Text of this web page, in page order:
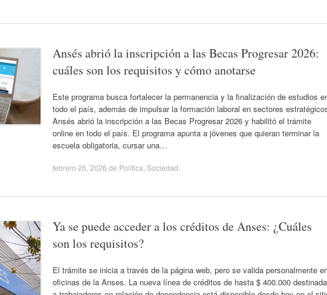
Ansés abrió la inscripción a las Becas Progresar 2026:
cuáles son los requisitos y cómo anotarse
Este programa busca fortalecer la permanencia y la finalización de estudios
todo el país, además de impulsar la formación laboral en sectores
Ansés abrió la inscripción a las Becas Progresar 2026 y habilitó el trámite
online en todo el país. El programa apunta a jóvenes que quieran terminar la
escuela obligatoria, cursar una…
febrero 26, 2026 de Política Sociedad
Ya se puede acceder a los créditos de Anses: ¿Cuáles
son los requisitos?
El trámite se inicia a través de la página web, pero se valida personalmente
oficinas de la Anses. La nueva línea de créditos de hasta $ 400.000 destinada